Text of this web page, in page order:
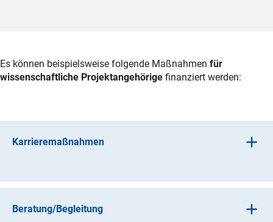
Es können beispielsweise folgende Maßnahmen für
wissenschaftliche Projektangehörige finanziert werden:
Karrieremaßnahmen
(beispielsweise fürFirst Generation Academics,
Forschende mit Behinderung oder langfristiger
Erkrankung oder geflüchtete Forschende) können
Beratung/Begleitung